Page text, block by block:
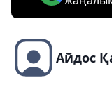
Айдос